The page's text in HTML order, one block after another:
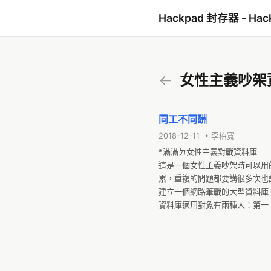
Hackpad 封存器 -
← 女性主義吵架
同工不同酬
2018-12-11 • 李柏寬
*滿滿ㄉ女性主義對戰資料庫
這是一個女性主義吵架時可以
累，重複的問題都要講很多次
建立一個網路筆戰的大型資料庫
資料庫適用對象有兩種人：第